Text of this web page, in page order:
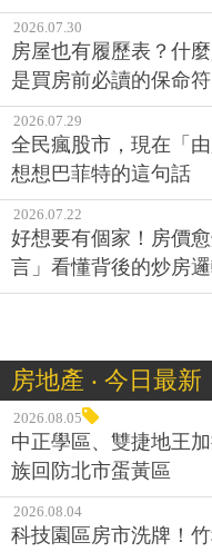
2026.07.30
房屋也有履歷表？什
是買房前必讀的保命符
2026.07.29
全民瘋股市，現在「
想想巴菲特的這句話
2026.07.22
好想要有個家！房價
言」看懂背後的炒房
房地產 ‧ 今日最新
2026.08.05
中正學區、雙捷地王
族回防北市蛋黃區
2026.08.04
科技園區房市洗牌！